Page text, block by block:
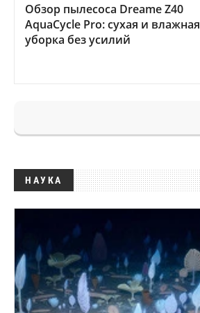
Обзор пылесоса Dreame Z40
AquaCycle Pro: сухая и влажная
уборка без усилий
НАУКА